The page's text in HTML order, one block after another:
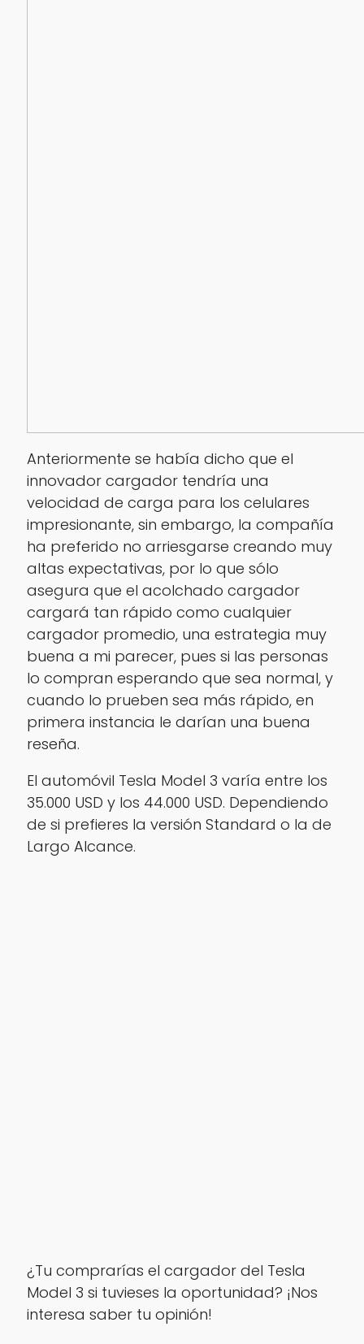
Anteriormente se había dicho que el
innovador cargador tendría una
velocidad de carga para los celulares
impresionante, sin embargo, la compañía
ha preferido no arriesgarse creando muy
altas expectativas, por lo que sólo
asegura que el acolchado cargador
cargará tan rápido como cualquier
cargador promedio, una estrategia muy
buena a mi parecer, pues si las personas
lo compran esperando que sea normal, y
cuando lo prueben sea más rápido, en
primera instancia le darían una buena
reseña.
El automóvil Tesla Model 3 varía entre los
35.000 USD y los 44.000 USD. Dependiendo
de si prefieres la versión Standard o la de
Largo Alcance.
¿Tu comprarías el cargador del Tesla
Model 3 si tuvieses la oportunidad? ¡Nos
interesa saber tu opinión!